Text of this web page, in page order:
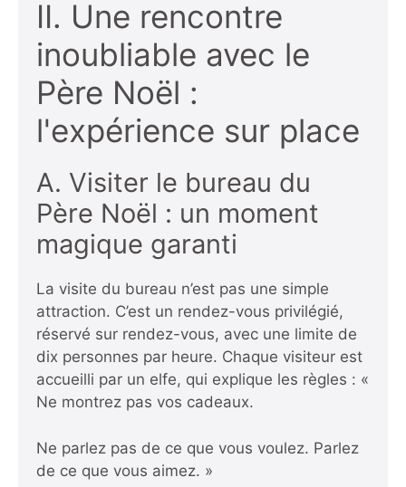
II. Une rencontre
inoubliable avec le
Père Noël :
l'expérience sur place
A. Visiter le bureau du
Père Noël : un moment
magique garanti
La visite du bureau n’est pas une simple
attraction. C’est un rendez-vous privilégié,
réservé sur rendez-vous, avec une limite de
dix personnes par heure. Chaque visiteur est
accueilli par un elfe, qui explique les règles : «
Ne montrez pas vos cadeaux.
Ne parlez pas de ce que vous voulez. Parlez
de ce que vous aimez. »